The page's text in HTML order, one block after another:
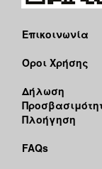
Επικοινωνία
Όροι Χρήσης
Δήλωση
Πλοήγηση
FAQs